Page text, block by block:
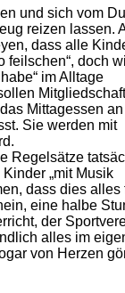
und sich vom
reizen lassen.
dass alle
feilschen“, doch
im Alltage
Mittagessen an
Sie werden mit
Regelsätze
„mit Musik
dass dies alles
eine halbe
der
alles im
von Herzen